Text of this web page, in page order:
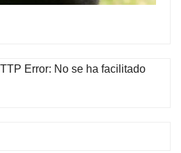
Error: No se ha facilitado